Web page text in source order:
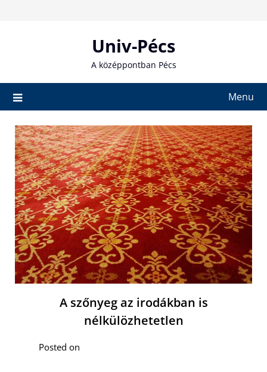
Univ-Pécs
A középpontban Pécs
Menu
A szőnyeg az irodákban is
nélkülözhetetlen
Posted on